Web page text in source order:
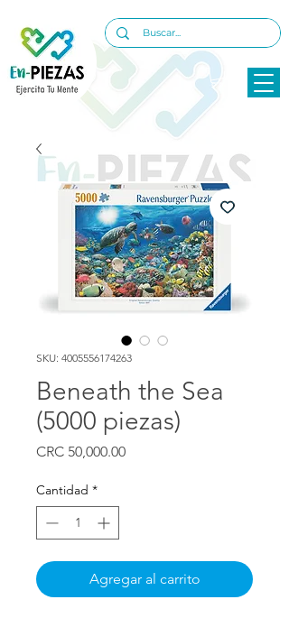
SKU: 4005556174263
Beneath the Sea
(5000 piezas)
CRC 50,000.00Precio
Cantidad *
Agregar al carrito